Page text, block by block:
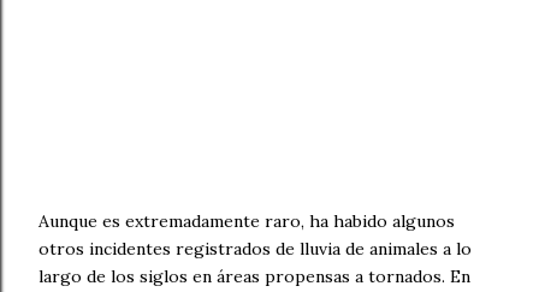
Aunque es extremadamente raro, ha habido algunos
otros incidentes registrados de lluvia de animales a lo
largo de los siglos en áreas propensas a tornados. En